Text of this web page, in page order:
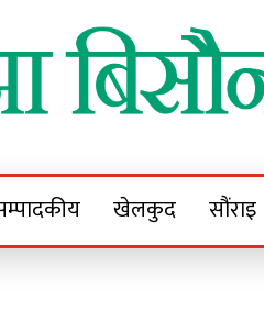
खेलकुद सौंराइ